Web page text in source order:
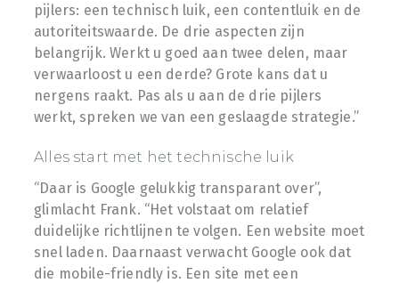
pijlers: een technisch luik, een contentluik en de
autoriteitswaarde. De drie aspecten zijn
belangrijk. Werkt u goed aan twee delen, maar
verwaarloost u een derde? Grote kans dat u
nergens raakt. Pas als u aan de drie pijlers
werkt, spreken we van een geslaagde strategie.”
Alles start met het technische luik
“Daar is Google gelukkig transparant over”,
glimlacht Frank. “Het volstaat om relatief
duidelijke richtlijnen te volgen. Een website moet
snel laden. Daarnaast verwacht Google ook dat
die mobile-friendly is. Een site met een